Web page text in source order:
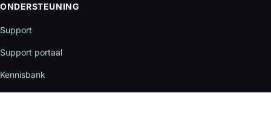
ONDERSTEUNING
Support
Support portaal
Kennisbank